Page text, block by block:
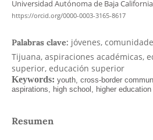
Universidad Autónoma de Baja California
https://orcid.org/0000-0003-3165-8617
Palabras clave: jóvenes,
Tijuana, aspiraciones académicas,
superior, educación superior
Resumen